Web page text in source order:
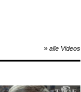
» alle Videos